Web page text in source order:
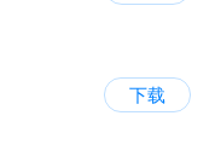
下载